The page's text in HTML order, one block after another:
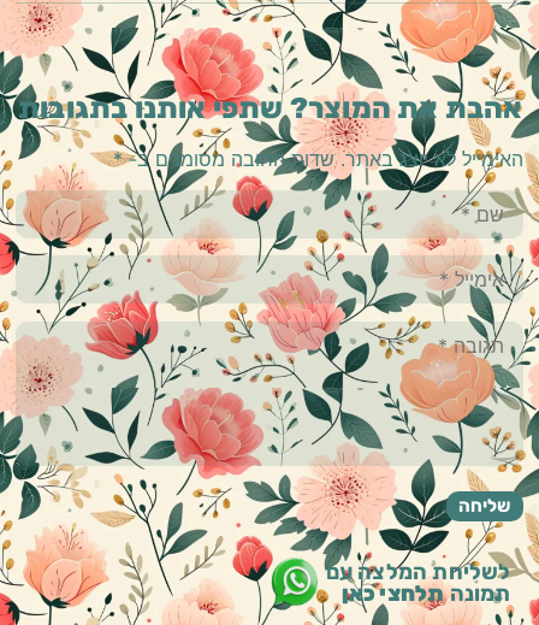
אהבת את המוצר? שתפי אותנו בתגובות
האימייל לא יוצג באתר. שדות החובה מסומנים ב-*
לשליחת המלצה עם
תמונהתלחצי כאן